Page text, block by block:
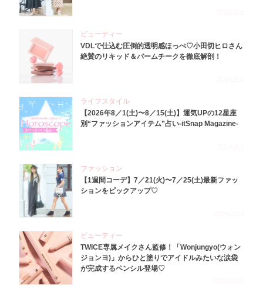
ビューティー
VDLで仕込む圧倒的透明感ほっぺ♡小田切ヒロさん
絶賛のリキッド＆バームチークを徹底解剖！
ライフスタイル
【2026年8／1(土)〜8／15(土)】運気UPの12星座
別“ファッションアイテム”占い-itSnap Magazine-
ファッション
【1週間コーデ】7／21(火)〜7／25(土)最新ファッ
ションをピックアップ♡
ビューティー
TWICE専属メイクさん監修！「Wonjungyo(ウォン
ジョンヨ)」からひと塗りでアイドルみたいな涙袋
が完成するペンシル登場♡